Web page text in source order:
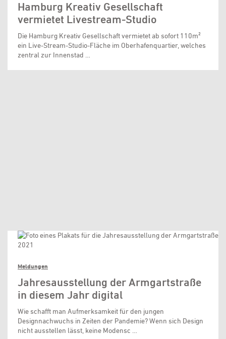
Hamburg Kreativ Gesellschaft
vermietet Livestream-Studio
Die Hamburg Kreativ Gesellschaft vermietet ab sofort 110m²
ein Live-Stream-Studio-Fläche im Oberhafenquartier, welches
zentral zur Innenstad …
Meldungen
Jahresausstellung der Armgartstraße
in diesem Jahr digital
Wie schafft man Aufmerksamkeit für den jungen
Designnachwuchs in Zeiten der Pandemie? Wenn sich Design
nicht ausstellen lässt, keine Modensc …